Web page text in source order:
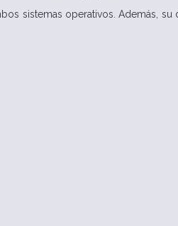
sistemas operativos. Además, su